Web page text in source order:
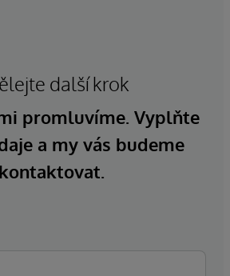
další krok
promluvíme. Vyplňte
a my vás budeme
kontaktovat.